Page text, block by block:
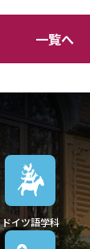
一覧へ
ドイツ語学科